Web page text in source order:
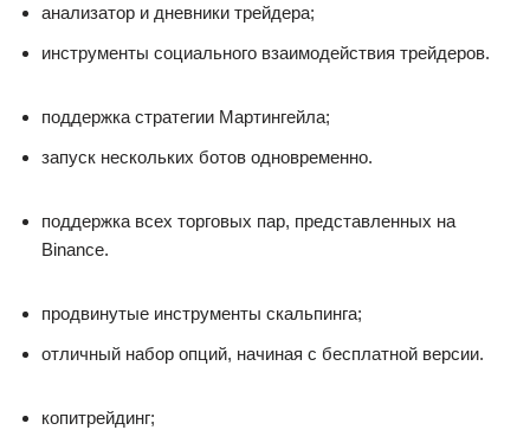
анализатор и дневники трейдера;
инструменты социального взаимодействия трейдеров.
поддержка стратегии Мартингейла;
запуск нескольких ботов одновременно.
поддержка всех торговых пар, представленных на
Binance.
продвинутые инструменты скальпинга;
отличный набор опций, начиная с бесплатной версии.
копитрейдинг;